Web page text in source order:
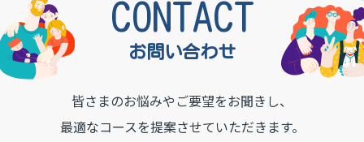
お問い合わせ
CONTACT
皆さまのお悩みやご要望をお聞きし、
最適なコースを提案させていただきます。